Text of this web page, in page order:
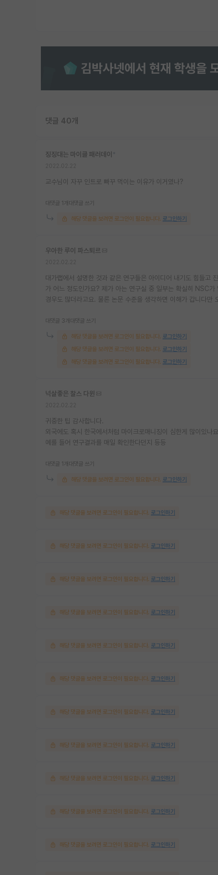
댓글 40개
징징대는 마이클 패러데이
교수님이 자꾸 인트로 빠꾸 먹이는 이유가 이거였나?
대댓글 1개 대댓글 쓰기
해당 댓글을 보려면 로그인이 필요합니다. 로그인하기
우아한 루이 파스퇴르
대가랩에서 설명한 것과 같은 연구들은 아이디어 내기도 힘들고
가 어느 정도인가요? 제가 아는 연구실 중 일부는 확실히 NSC
경우도 많더라고요. 물론 논문 수준을 생각하면 이해가 갑니다
대댓글 3개 대댓글 쓰기
해당 댓글을 보려면 로그인이 필요합니다. 로그인하기
해당 댓글을 보려면 로그인이 필요합니다. 로그인하기
해당 댓글을 보려면 로그인이 필요합니다. 로그인하기
넉살좋은 찰스 다윈
귀중한 팁 감사합니다.
외국에도 혹시 한국에서처럼 마이크로매니징이 심한게 많이있나
예를 들어 연구결과를 매일 확인한다던지 등등
대댓글 1개 대댓글 쓰기
해당 댓글을 보려면 로그인이 필요합니다. 로그인하기
해당 댓글을 보려면 로그인이 필요합니다. 로그인하기
해당 댓글을 보려면 로그인이 필요합니다. 로그인하기
해당 댓글을 보려면 로그인이 필요합니다. 로그인하기
해당 댓글을 보려면 로그인이 필요합니다. 로그인하기
해당 댓글을 보려면 로그인이 필요합니다. 로그인하기
해당 댓글을 보려면 로그인이 필요합니다. 로그인하기
해당 댓글을 보려면 로그인이 필요합니다. 로그인하기
해당 댓글을 보려면 로그인이 필요합니다. 로그인하기
해당 댓글을 보려면 로그인이 필요합니다. 로그인하기
해당 댓글을 보려면 로그인이 필요합니다. 로그인하기
해당 댓글을 보려면 로그인이 필요합니다. 로그인하기